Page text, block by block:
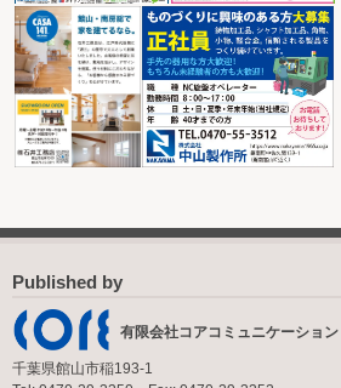
Published by
有限会社コアコミュニケーション
千葉県館山市稲193-1